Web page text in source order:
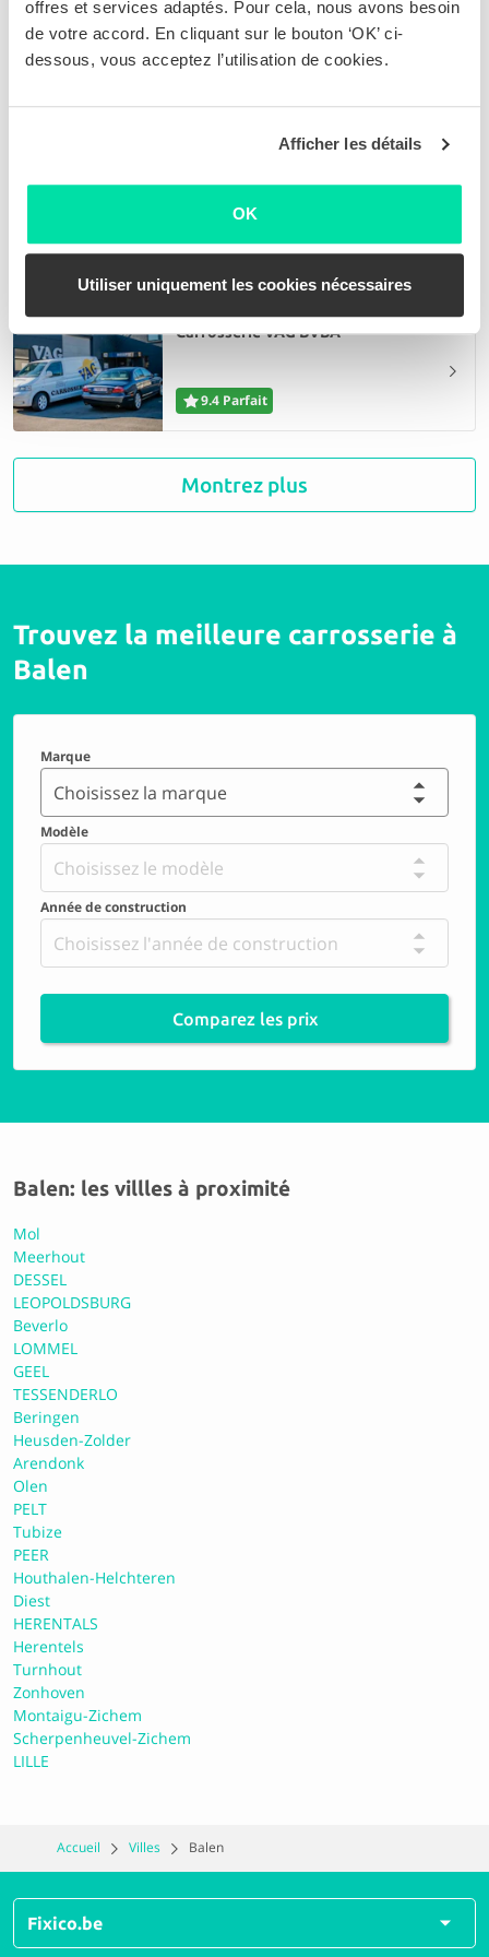
offres et services adaptés. Pour cela, nous avons besoin
de votre accord. En cliquant sur le bouton ‘OK’ ci-
dessous, vous acceptez l’utilisation de cookies.
Afficher les détails
OK
Utiliser uniquement les cookies nécessaires
Carrosserie Loncke BVBA
Carrosserie Kris Herrygers bvba
9.3 Parfait
Carrosserie VAG BVBA
9.4 Parfait
Auto's Geysen BV
Toyota Cools NV Balen
9.8 Parfait
10 Parfait
10 Parfait
Montrez plus
Trouvez la meilleure carrosserie à
Balen
Marque
Choisissez la marque
Modèle
Choisissez le modèle
Année de construction
Choisissez l'année de construction
Comparez les prix
Balen: les villles à proximité
Mol
Meerhout
DESSEL
LEOPOLDSBURG
Beverlo
LOMMEL
GEEL
TESSENDERLO
Beringen
Heusden-Zolder
Arendonk
Olen
PELT
Tubize
PEER
Houthalen-Helchteren
Diest
HERENTALS
Herentels
Turnhout
Zonhoven
Montaigu-Zichem
Scherpenheuvel-Zichem
LILLE
Accueil Villes Balen
Fixico.be